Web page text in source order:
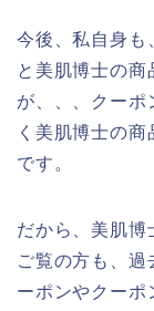
今後、私自身
と美肌博士の商
が、、、クーポ
く美肌博士の
です。
だから、美肌博
ご覧の方も、過
ーポンやクーポ